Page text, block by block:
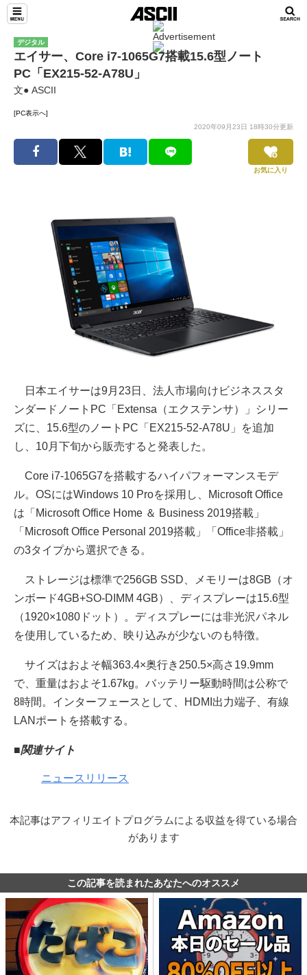
デジタル
エイサー、Core i7-1065G7搭載15.6型ノート
PC「EX215-52-A78U」
文● ASCII
[PC表示へ]
2020年09月23日 18時30分更新
お気に入り
日本エイサーは9月23日、法人市場向けビジネススタ
ンダードノートPC「Extensa（エクステンサ）」シリー
ズに、15.6型のノートPC「EX215-52-A78U」を追加
し、10月下旬から販売すると発表した。
Core i7-1065G7を搭載するハイパフォーマンスモデ
ル。OSにはWindows 10 Proを採用し、Microsoft Office
は「Microsoft Office Home ＆ Business 2019搭載」
「Microsoft Office Personal 2019搭載」「Office非搭載」
の3タイプから選択できる。
ストレージは標準で256GB SSD、メモリーは8GB（オ
ンボード4GB+SO-DIMM 4GB）、ディスプレーは15.6型
（1920×1080ドット）。ディスプレーには非光沢パネル
を使用しているため、映り込みが少ないのも特徴。
サイズはおよそ幅363.4×奥行き250.5×高さ19.9mm
で、重量はおよそ1.67kg。バッテリー駆動時間は公称で
8時間。インターフェースとして、HDMI出力端子、有線
LANポートを搭載する。
■関連サイト
ニュースリリース
本記事はアフィリエイトプログラムによる収益を得ている場合
があります
この記事を読まれたあなたへのオススメ